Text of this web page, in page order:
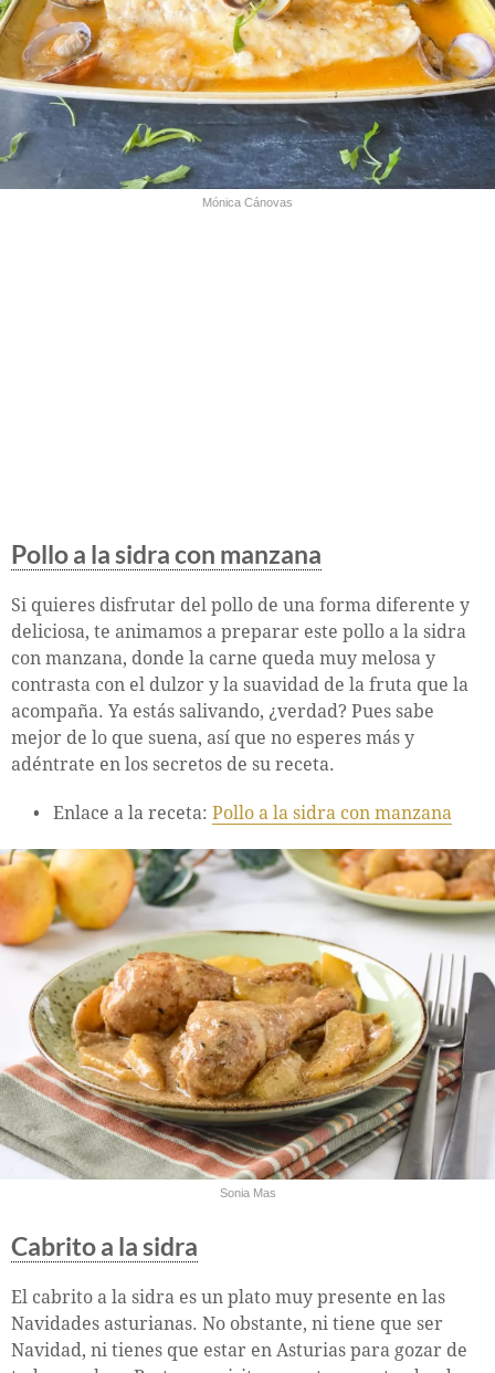
Mónica Cánovas
Pollo a la sidra con manzana
Si quieres disfrutar del pollo de una forma diferente y
deliciosa, te animamos a preparar este pollo a la sidra
con manzana, donde la carne queda muy melosa y
contrasta con el dulzor y la suavidad de la fruta que la
acompaña. Ya estás salivando, ¿verdad? Pues sabe
mejor de lo que suena, así que no esperes más y
adéntrate en los secretos de su receta.
Enlace a la receta: Pollo a la sidra con manzana
Sonia Mas
Cabrito a la sidra
El cabrito a la sidra es un plato muy presente en las
Navidades asturianas. No obstante, ni tiene que ser
Navidad, ni tienes que estar en Asturias para gozar de